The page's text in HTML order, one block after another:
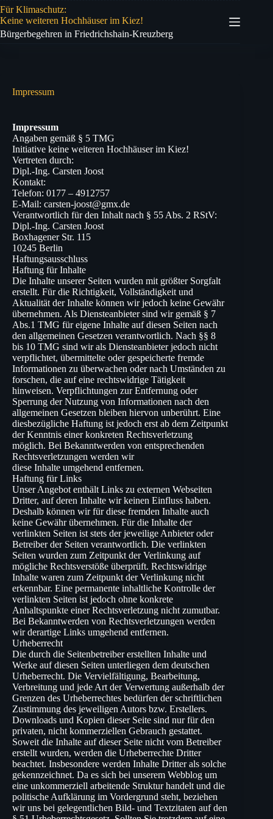
Zum
Inhalt
springen
Für Klimaschutz:
Keine weiteren Hochhäuser im Kiez!
Bürgerbegehren in Friedrichshain-Kreuzberg
Impressum
Impressum
Angaben gemäß § 5 TMG
Initiative keine weiteren Hochhäuser im Kiez!
Vertreten durch:
Dipl.-Ing. Carsten Joost
Kontakt:
Telefon: 0177 – 4912757
E-Mail: carsten-joost@gmx.de
Verantwortlich für den Inhalt nach § 55 Abs. 2 RStV:
Dipl.-Ing. Carsten Joost
Boxhagener Str. 115
10245 Berlin
Haftungsausschluss
Haftung für Inhalte
Die Inhalte unserer Seiten wurden mit größter Sorgfalt
erstellt. Für die Richtigkeit, Vollständigkeit und
Aktualität der Inhalte können wir jedoch keine Gewähr
übernehmen. Als Diensteanbieter sind wir gemäß § 7
Abs.1 TMG für eigene Inhalte auf diesen Seiten nach
den allgemeinen Gesetzen verantwortlich. Nach §§ 8
bis 10 TMG sind wir als Diensteanbieter jedoch nicht
verpflichtet, übermittelte oder gespeicherte fremde
Informationen zu überwachen oder nach Umständen zu
forschen, die auf eine rechtswidrige Tätigkeit
hinweisen. Verpflichtungen zur Entfernung oder
Sperrung der Nutzung von Informationen nach den
allgemeinen Gesetzen bleiben hiervon unberührt. Eine
diesbezügliche Haftung ist jedoch erst ab dem Zeitpunkt
der Kenntnis einer konkreten Rechtsverletzung
möglich. Bei Bekanntwerden von entsprechenden
Rechtsverletzungen werden wir
diese Inhalte umgehend entfernen.
Haftung für Links
Unser Angebot enthält Links zu externen Webseiten
Dritter, auf deren Inhalte wir keinen Einfluss haben.
Deshalb können wir für diese fremden Inhalte auch
keine Gewähr übernehmen. Für die Inhalte der
verlinkten Seiten ist stets der jeweilige Anbieter oder
Betreiber der Seiten verantwortlich. Die verlinkten
Seiten wurden zum Zeitpunkt der Verlinkung auf
mögliche Rechtsverstöße überprüft. Rechtswidrige
Inhalte waren zum Zeitpunkt der Verlinkung nicht
erkennbar. Eine permanente inhaltliche Kontrolle der
verlinkten Seiten ist jedoch ohne konkrete
Anhaltspunkte einer Rechtsverletzung nicht zumutbar.
Bei Bekanntwerden von Rechtsverletzungen werden
wir derartige Links umgehend entfernen.
Urheberrecht
Die durch die Seitenbetreiber erstellten Inhalte und
Werke auf diesen Seiten unterliegen dem deutschen
Urheberrecht. Die Vervielfältigung, Bearbeitung,
Verbreitung und jede Art der Verwertung außerhalb der
Grenzen des Urheberrechtes bedürfen der schriftlichen
Zustimmung des jeweiligen Autors bzw. Erstellers.
Downloads und Kopien dieser Seite sind nur für den
privaten, nicht kommerziellen Gebrauch gestattet.
Soweit die Inhalte auf dieser Seite nicht vom Betreiber
erstellt wurden, werden die Urheberrechte Dritter
beachtet. Insbesondere werden Inhalte Dritter als solche
gekennzeichnet. Da es sich bei unserem Webblog um
eine unkommerziell arbeitende Struktur handelt und die
politische Aufklärung im Vordergrund steht, beziehen
wir uns bei gelegentlichen Bild- und Textzitaten auf den